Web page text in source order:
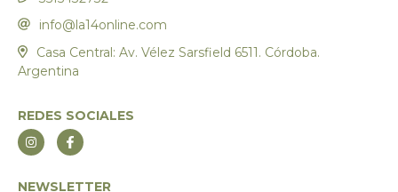
info@la14online.com
Casa Central: Av. Vélez Sarsfield 6511. Córdoba.
Argentina
REDES SOCIALES
NEWSLETTER